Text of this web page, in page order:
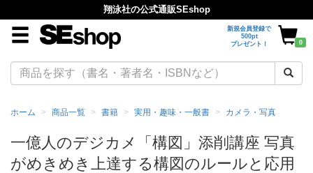
翔泳社の公式通販SEshop
新規会員登録で
500pt
プレゼント！
0
ホーム 商品一覧 書籍 実用・趣味・一般書 カメラ・写真
一億人のデジカメ「構図」添削講座 写真
がめきめき上達する構図のルールと応用